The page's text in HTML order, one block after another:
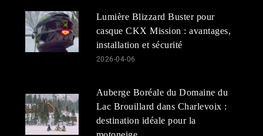
Lumière Blizzard Buster pour
casque CKX Mission : avantages,
installation et sécurité
2026-04-06
Auberge Boréale du Domaine du
Lac Brouillard dans Charlevoix :
destination idéale pour la